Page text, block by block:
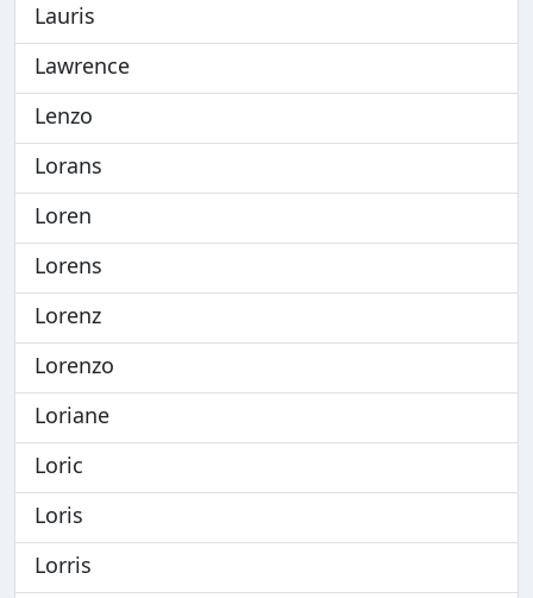
Lauris
Lawrence
Lenzo
Lorans
Loren
Lorens
Lorenz
Lorenzo
Loriane
Loric
Loris
Lorris